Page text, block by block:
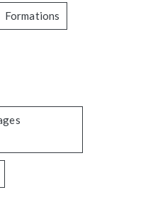
Formations